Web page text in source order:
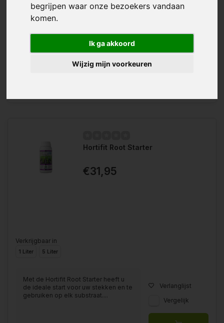
begrijpen waar onze bezoekers vandaan
komen.
Ik ga akkoord
Wijzig mijn voorkeuren
1 Liter 5 Liter
HortiFit Aqua Clean voor gezonde
planten en waterkwaliteit. De
geavanceerde oplossing voor het
en schimmels in w...
Vergelijk
Hortifit Root Starter
€31,95
Verkrijgbaar in
1 Liter 5 Liter
Met de Hortifit Root Starter heeft u
de ideale start voor uw stekken en te
gebruiken op elk substraat....
Verlanglijst
Vergelijk